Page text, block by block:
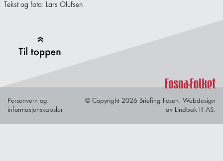
Tekst og foto: Lars Olufsen
Personvern og
informasjonskapsler
© Copyright 2026 Briefing Fosen. Webdesign
av Lindbak IT AS.